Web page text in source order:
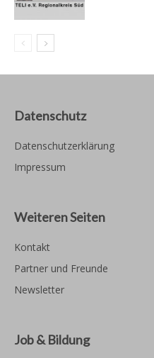
Datenschutz
Datenschutzerklärung
Impressum
Weiteren Seiten
Kontakt
Partner und Freunde
Newsletter
Job & Bildung